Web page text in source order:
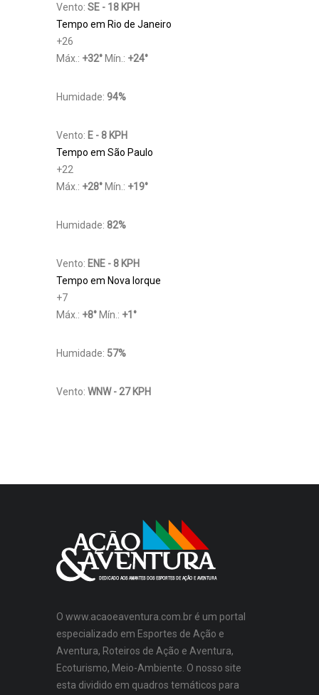
Vento: SE - 18 KPH
Tempo em Rio de Janeiro
+26
Máx.: +32° Mín.: +24°
Humidade: 94%
Vento: E - 8 KPH
Tempo em São Paulo
+22
Máx.: +28° Mín.: +19°
Humidade: 82%
Vento: ENE - 8 KPH
Tempo em Nova Iorque
+7
Máx.: +8° Mín.: +1 °
Humidade: 57%
Vento: WNW - 27 KPH
O www.acaoeaventura.com.br é um portal
especializado em Esportes de Ação e
Aventura, Roteiros de Ação e Aventura,
Ecoturismo, Meio-Ambiente. O nosso site
esta dividido em quadros temáticos para